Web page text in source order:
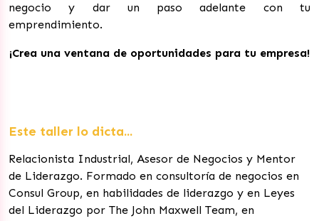
negocio y dar un paso adelante con tu
emprendimiento.
¡Crea una ventana de oportunidades para tu empresa!
Este taller lo dicta...
Relacionista Industrial, Asesor de Negocios y Mentor
de Liderazgo. Formado en consultoría de negocios en
Consul Group, en habilidades de liderazgo y en Leyes
del Liderazgo por The John Maxwell Team, en